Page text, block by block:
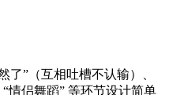
了”（互相吐槽不认输）、
情侣舞蹈” 等环节设计简单